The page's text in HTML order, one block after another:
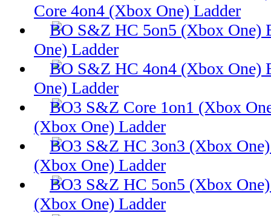
Core 4on4 (Xbox One) Ladder
One) Ladder
One) Ladder
(Xbox One) Ladder
(Xbox One) Ladder
(Xbox One) Ladder